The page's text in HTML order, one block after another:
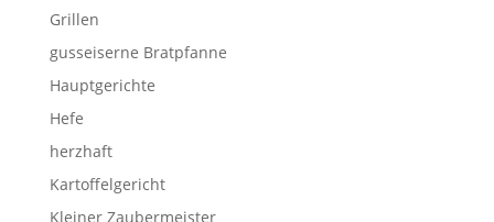
Grillen
gusseiserne Bratpfanne
Hauptgerichte
Hefe
herzhaft
Kartoffelgericht
Kleiner Zaubermeister